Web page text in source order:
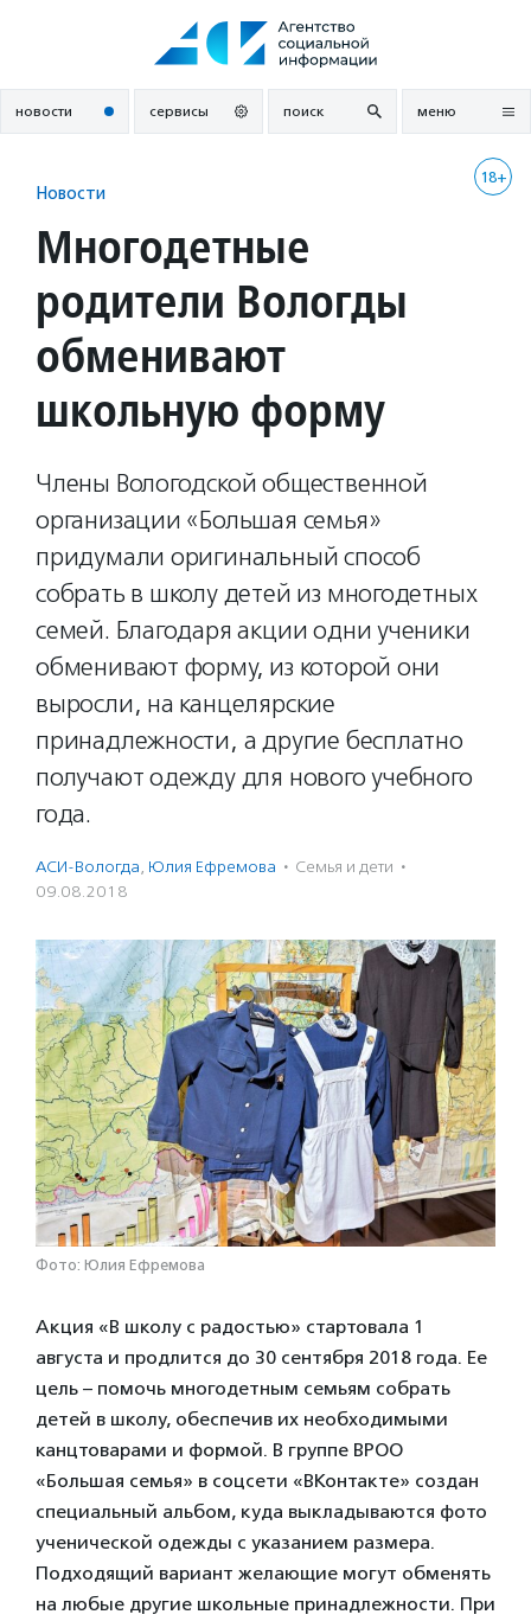
новости сервисы поиск меню
18+
Новости
Многодетные
родители Вологды
обменивают
школьную форму
Члены Вологодской общественной
организации «Большая семья»
придумали оригинальный способ
собрать в школу детей из многодетных
семей. Благодаря акции одни ученики
обменивают форму, из которой они
выросли, на канцелярские
принадлежности, а другие бесплатно
получают одежду для нового учебного
года.
АСИ-Вологда, Юлия Ефремова · Семья и дети ·
09.08.2018
Фото: Юлия Ефремова
Акция «В школу с радостью» стартовала 1
августа и продлится до 30 сентября 2018 года. Ее
цель – помочь многодетным семьям собрать
детей в школу, обеспечив их необходимыми
канцтоварами и формой. В группе ВРОО
«Большая семья» в соцсети «ВКонтакте» создан
специальный альбом, куда выкладываются фото
ученической одежды с указанием размера.
Подходящий вариант желающие могут обменять
на любые другие школьные принадлежности. При